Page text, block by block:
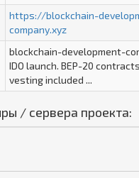
https://blockchain-
company.xyz
blockchain-development-
IDO launch. BEP-20
vesting included ...
/ сервера проекта: